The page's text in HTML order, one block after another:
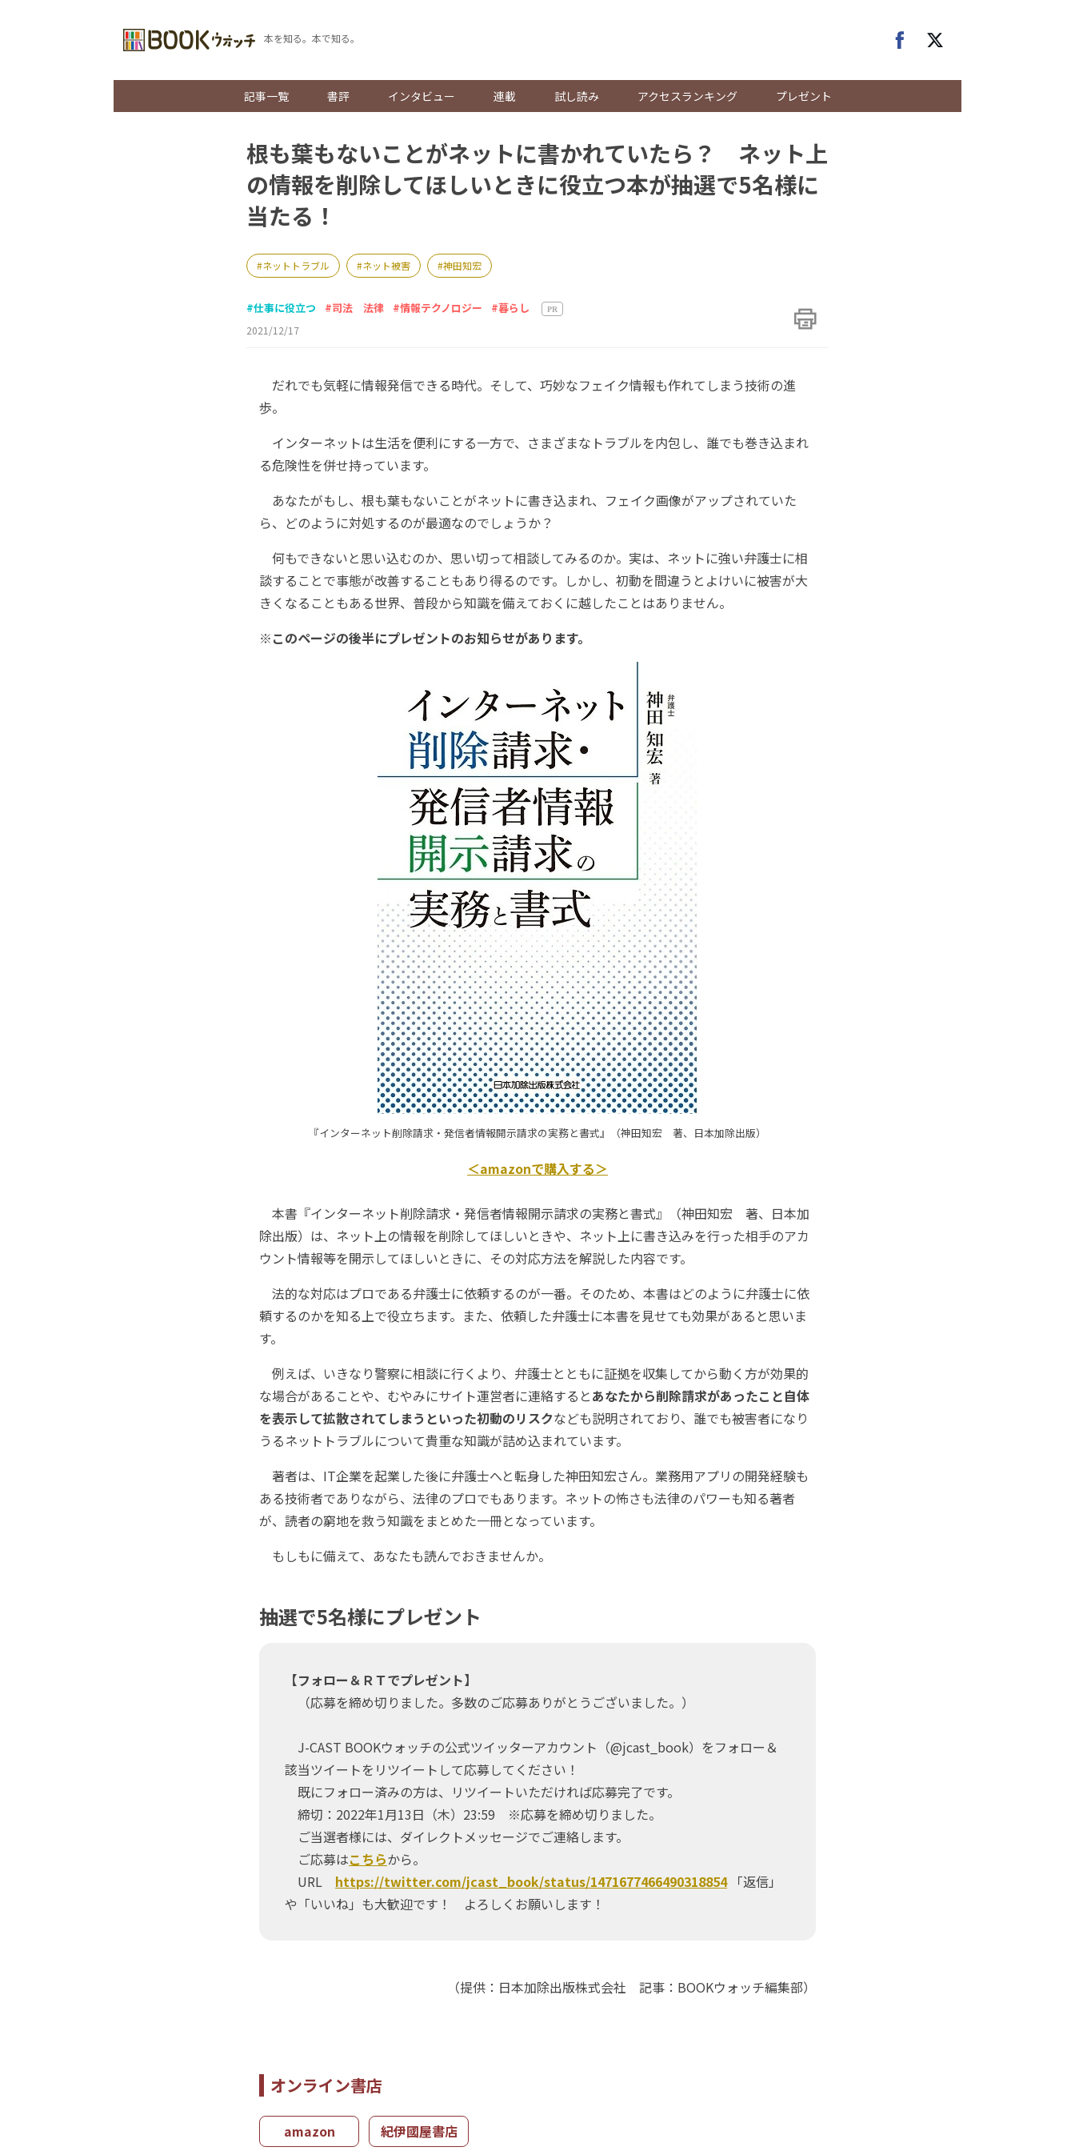
本を知る。本で知る。
記事一覧 書評 インタビュー 連載 試し読み アクセスランキング プレゼント
根も葉もないことがネットに書かれていたら？ ネット上
の情報を削除してほしいときに役立つ本が抽選で5名様に
当たる！
ネットトラブル ネット被害 神田知宏
仕事に役立つ 司法 法律 情報テクノロジー 暮らし PR
2021/12/17
だれでも気軽に情報発信できる時代。そして、巧妙なフェイク情報も作れてしまう技術の進
歩。
インターネットは生活を便利にする一方で、さまざまなトラブルを内包し、誰でも巻き込まれ
る危険性を併せ持っています。
あなたがもし、根も葉もないことがネットに書き込まれ、フェイク画像がアップされていた
ら、どのように対処するのが最適なのでしょうか？
何もできないと思い込むのか、思い切って相談してみるのか。実は、ネットに強い弁護士に相
談することで事態が改善することもあり得るのです。しかし、初動を間違うとよけいに被害が大
きくなることもある世界、普段から知識を備えておくに越したことはありません。
※このページの後半にプレゼントのお知らせがあります。
『インターネット削除請求・発信者情報開示請求の実務と書式』（神田知宏 著、日本加除出版）
＜amazonで購入する＞
本書『インターネット削除請求・発信者情報開示請求の実務と書式』（神田知宏 著、日本加
除出版）は、ネット上の情報を削除してほしいときや、ネット上に書き込みを行った相手のアカ
ウント情報等を開示してほしいときに、その対応方法を解説した内容です。
法的な対応はプロである弁護士に依頼するのが一番。そのため、本書はどのように弁護士に依
頼するのかを知る上で役立ちます。また、依頼した弁護士に本書を見せても効果があると思いま
す。
例えば、いきなり警察に相談に行くより、弁護士とともに証拠を収集してから動く方が効果的
な場合があることや、むやみにサイト運営者に連絡するとあなたから削除請求があったこと自体
を表示して拡散されてしまうといった初動のリスクなども説明されており、誰でも被害者になり
うるネットトラブルについて貴重な知識が詰め込まれています。
著者は、IT企業を起業した後に弁護士へと転身した神田知宏さん。業務用アプリの開発経験も
ある技術者でありながら、法律のプロでもあります。ネットの怖さも法律のパワーも知る著者
が、読者の窮地を救う知識をまとめた一冊となっています。
もしもに備えて、あなたも読んでおきませんか。
抽選で5名様にプレゼント
【フォロー＆ＲＴでプレゼント】
（応募を締め切りました。多数のご応募ありがとうございました。）
J-CAST BOOKウォッチの公式ツイッターアカウント（@jcast_book）をフォロー＆
該当ツイートをリツイートして応募してください！
既にフォロー済みの方は、リツイートいただければ応募完了です。
締切：2022年1月13日（木）23:59 ※応募を締め切りました。
ご当選者様には、ダイレクトメッセージでご連絡します。
ご応募はこちらから。
URL https://twitter.com/jcast_book/status/1471677466490318854「返信」
や「いいね」も大歓迎です！ よろしくお願いします！
（提供：日本加除出版株式会社 記事：BOOKウォッチ編集部）
オンライン書店
amazon 紀伊國屋書店